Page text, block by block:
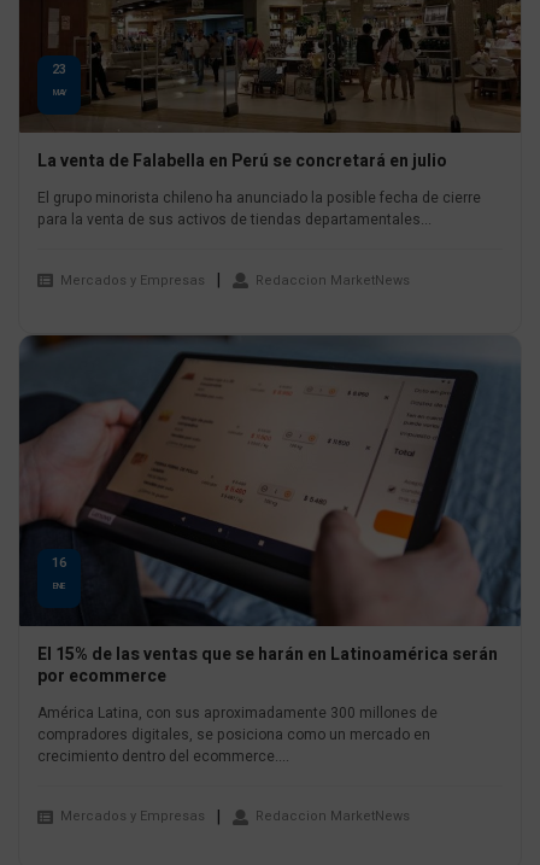
23
MAY
La venta de Falabella en Perú se concretará en julio
El grupo minorista chileno ha anunciado la posible fecha de cierre
para la venta de sus activos de tiendas departamentales...
Mercados y Empresas Redaccion MarketNews
16
ENE
El 15% de las ventas que se harán en Latinoamérica serán
por ecommerce
América Latina, con sus aproximadamente 300 millones de
compradores digitales, se posiciona como un mercado en
crecimiento dentro del ecommerce....
Mercados y Empresas Redaccion MarketNews